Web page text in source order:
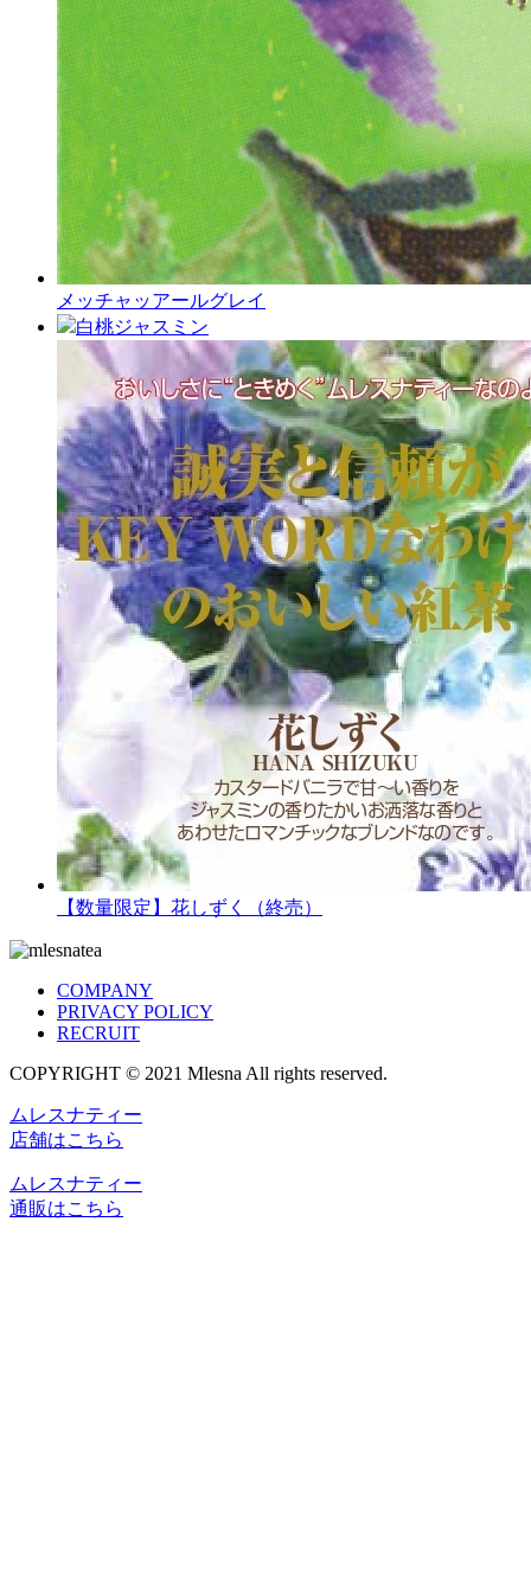
メッチャッアールグレイ
白桃ジャスミン
【数量限定】花しずく（終売）
COMPANY
PRIVACY POLICY
RECRUIT
COPYRIGHT © 2021 Mlesna All rights reserved.
ムレスナティー
店舗はこちら
ムレスナティー
通販はこちら